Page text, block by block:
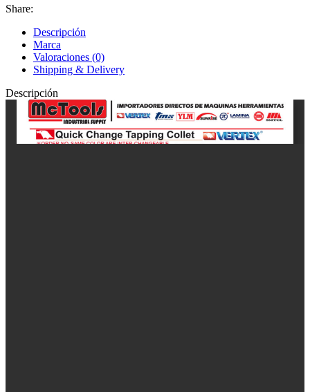
Share:
Descripción
Marca
Valoraciones (0)
Shipping & Delivery
Descripción